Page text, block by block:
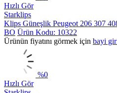
Hızlı Gör
Starklips
Klips Güneşlik Peugeot 206 307
BO Ürün Kodu: 10322
Ürünün fiyatını görmek için bayi
%0
Hızlı Gör